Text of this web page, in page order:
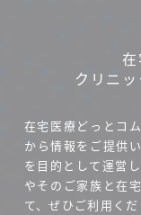
クリニ
在宅医療どっとコ
から情報をご提供
を目的として運営
やそのご家族と在
て、ぜひご利用くだ